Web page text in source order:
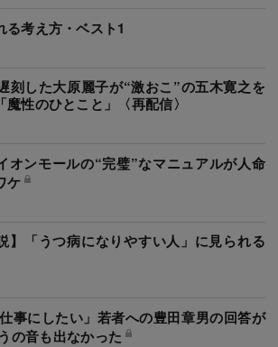
る考え方・ベスト1
刻した大原麗子が“激おこ”の五木寛之を
性のひとこと」〈再配信〉
オンモールの“完璧”なマニュアルが人命
ケ
】「うつ病になりやすい人」に見られる
事にしたい」若者への豊田章男の回答が
の音も出なかった